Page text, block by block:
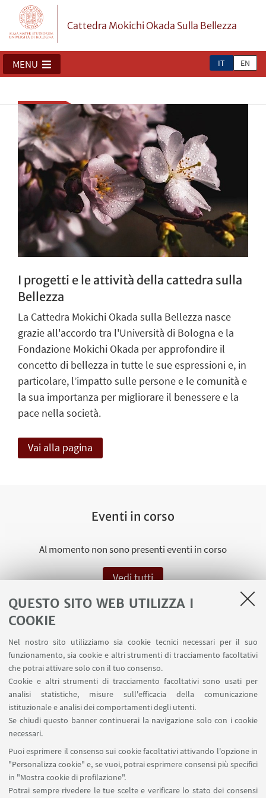
QUESTO SITO WEB UTILIZZA I
COOKIE
Nel nostro sito utilizziamo sia cookie tecnici necessari per il suo
funzionamento, sia cookie e altri strumenti di tracciamento facoltativi
che potrai attivare solo con il tuo consenso.
Cookie e altri strumenti di tracciamento facoltativi sono usati per
analisi statistiche, misure sull'efficacia della comunicazione
istituzionale e analisi dei comportamenti degli utenti.
Se chiudi questo banner continuerai la navigazione solo con i cookie
necessari.
Puoi esprimere il consenso sui cookie facoltativi attivando l'opzione in
"Personalizza cookie" e, se vuoi, potrai esprimere consensi più specifici
in "Mostra cookie di profilazione".
Potrai sempre rivedere le tue scelte e verificare lo stato dei consensi
Cattedra Mokichi Okada Sulla Bellezza
IT EN
MENU
I progetti e le attività della cattedra sulla
Bellezza
La Cattedra Mokichi Okada sulla Bellezza nasce
grazie all'accordo tra l'Università di Bologna e la
Fondazione Mokichi Okada per approfondire il
concetto di bellezza in tutte le sue espressioni e, in
particolare, l’impatto sulle persone e le comunità e
la sua importanza per migliorare il benessere e la
pace nella società.
Vai alla pagina
Eventi in corso
Al momento non sono presenti eventi in corso
Vedi tutti
---